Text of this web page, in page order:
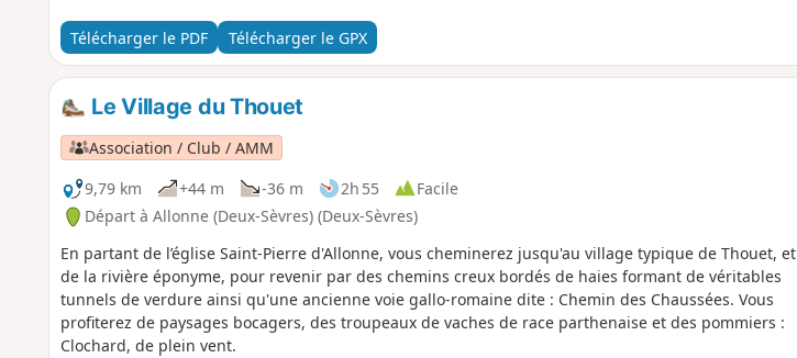
Télécharger le PDF Télécharger le GPX
Le Village du Thouet
Association / Club / AMM
9,79 km
+44 m -36 m 2h 55
Facile
Départ à Allonne (Deux-Sèvres) (Deux-Sèvres)
En partant de l’église Saint-Pierre d'Allonne, vous cheminerez jusqu'au village typique de Thouet, et
de la rivière éponyme, pour revenir par des chemins creux bordés de haies formant de véritables
tunnels de verdure ainsi qu'une ancienne voie gallo-romaine dite : Chemin des Chaussées. Vous
profiterez de paysages bocagers, des troupeaux de vaches de race parthenaise et des pommiers :
Clochard, de plein vent.